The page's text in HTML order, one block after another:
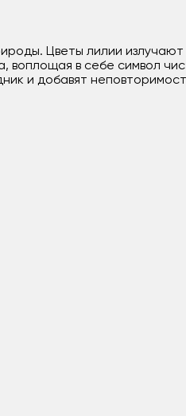
Цветы лилии излучают
воплощая в себе символ
и добавят